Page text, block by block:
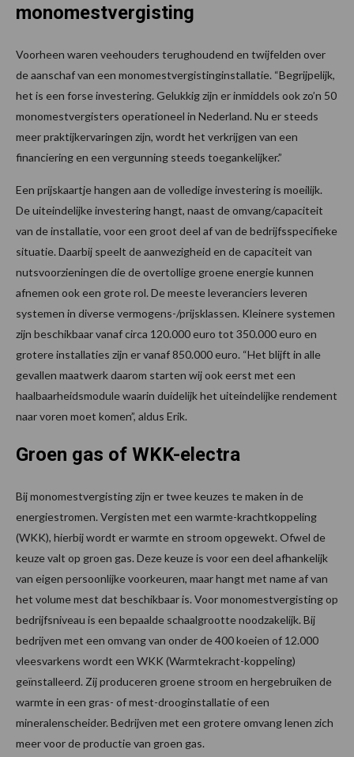
monomestvergisting
Voorheen waren veehouders terughoudend en twijfelden over
de aanschaf van een monomestvergistinginstallatie. “Begrijpelijk,
het is een forse investering. Gelukkig zijn er inmiddels ook zo’n 50
monomestvergisters operationeel in Nederland. Nu er steeds
meer praktijkervaringen zijn, wordt het verkrijgen van een
financiering en een vergunning steeds toegankelijker.”
Een prijskaartje hangen aan de volledige investering is moeilijk.
De uiteindelijke investering hangt, naast de omvang/capaciteit
van de installatie, voor een groot deel af van de bedrijfsspecifieke
situatie. Daarbij speelt de aanwezigheid en de capaciteit van
nutsvoorzieningen die de overtollige groene energie kunnen
afnemen ook een grote rol. De meeste leveranciers leveren
systemen in diverse vermogens-/prijsklassen. Kleinere systemen
zijn beschikbaar vanaf circa 120.000 euro tot 350.000 euro en
grotere installaties zijn er vanaf 850.000 euro. “Het blijft in alle
gevallen maatwerk daarom starten wij ook eerst met een
haalbaarheidsmodule waarin duidelijk het uiteindelijke rendement
naar voren moet komen”, aldus Erik.
Groen gas of WKK-electra
Bij monomestvergisting zijn er twee keuzes te maken in de
energiestromen. Vergisten met een warmte-krachtkoppeling
(WKK), hierbij wordt er warmte en stroom opgewekt. Ofwel de
keuze valt op groen gas. Deze keuze is voor een deel afhankelijk
van eigen persoonlijke voorkeuren, maar hangt met name af van
het volume mest dat beschikbaar is. Voor monomestvergisting op
bedrijfsniveau is een bepaalde schaalgrootte noodzakelijk. Bij
bedrijven met een omvang van onder de 400 koeien of 12.000
vleesvarkens wordt een WKK (Warmtekracht-koppeling)
geïnstalleerd. Zij produceren groene stroom en hergebruiken de
warmte in een gras- of mest-drooginstallatie of een
mineralenscheider. Bedrijven met een grotere omvang lenen zich
meer voor de productie van groen gas.